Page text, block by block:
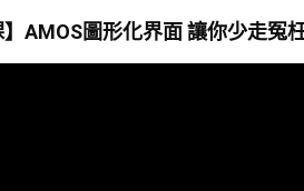
】AMOS圖形化界面 讓你少走冤